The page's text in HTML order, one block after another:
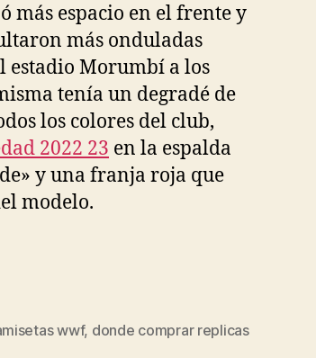
más espacio en el frente y
más onduladas
Morumbí a los
tenía un degradé de
los colores del club,
2022 23 en la espalda
y una franja roja que
modelo.
wwf, donde comprar replicas